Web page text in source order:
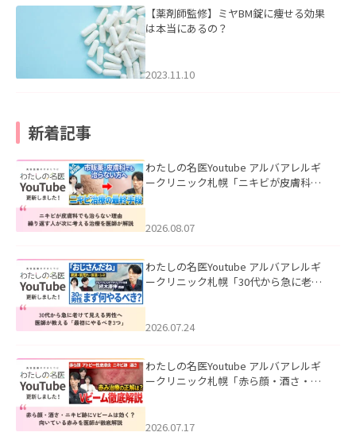
【薬剤師監修】ミヤBM錠に痩せる効果
は本当にあるの？
2023.11.10
新着記事
わたしの名医Youtube アルバアレルギ
ークリニック札幌「ニキビが皮膚科で
ました。
2026.08.07
わたしの名医Youtube アルバアレルギ
ークリニック札幌「30代から急に老け
た。
2026.07.24
わたしの名医Youtube アルバアレルギ
ークリニック札幌「赤ら顔・酒さ・ニ
した。
2026.07.17